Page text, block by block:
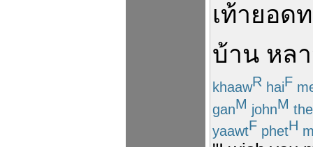
เท้ายอด
บ้าน หล
khaawR haiF
ganM johnM
yaawtF phetH